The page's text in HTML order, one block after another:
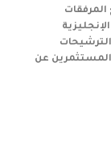
المستثمرين عن